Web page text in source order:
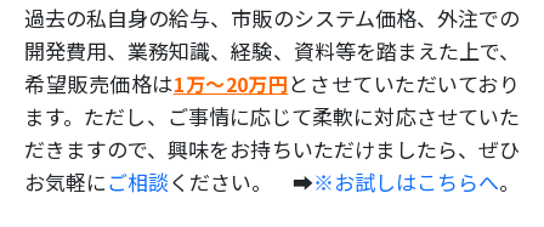
過去の私自身の給与、市販のシステム価格、外注での
開発費用、業務知識、経験、資料等を踏まえた上で、
希望販売価格は1万～20万円とさせていただいており
ます。ただし、ご事情に応じて柔軟に対応させていた
だきますので、興味をお持ちいただけましたら、ぜひ
お気軽にご相談ください。 ➡※お試しはこちらへ。